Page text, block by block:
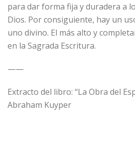
para dar forma fija y duradera a
Dios. Por consiguiente, hay un
uno divino. El más alto y
en la Sagrada Escritura.
——
Extracto del libro: “La Obra del
Abraham Kuyper